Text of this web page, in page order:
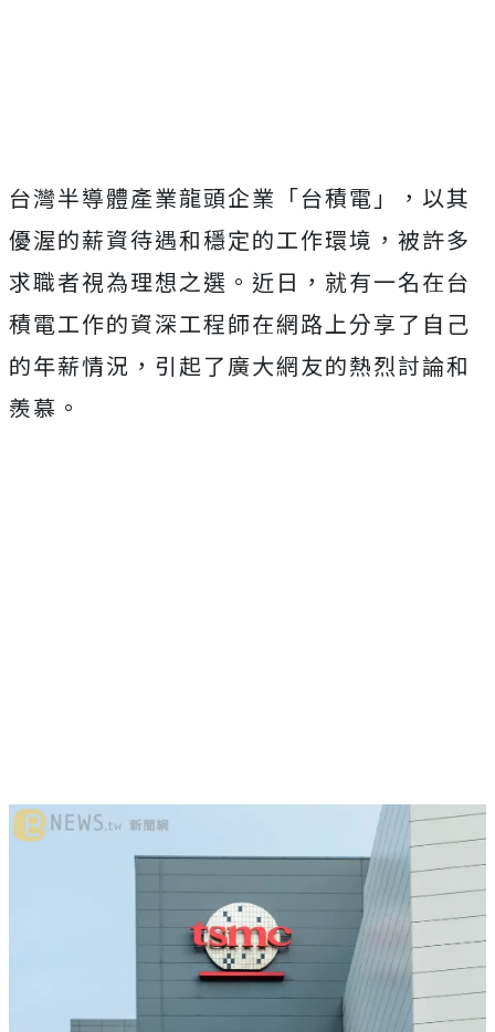
台灣半導體產業龍頭企業「台積電」，以其
優渥的薪資待遇和穩定的工作環境，被許多
求職者視為理想之選。近日，就有一名在台
積電工作的資深工程師在網路上分享了自己
的年薪情況，引起了廣大網友的熱烈討論和
羨慕。